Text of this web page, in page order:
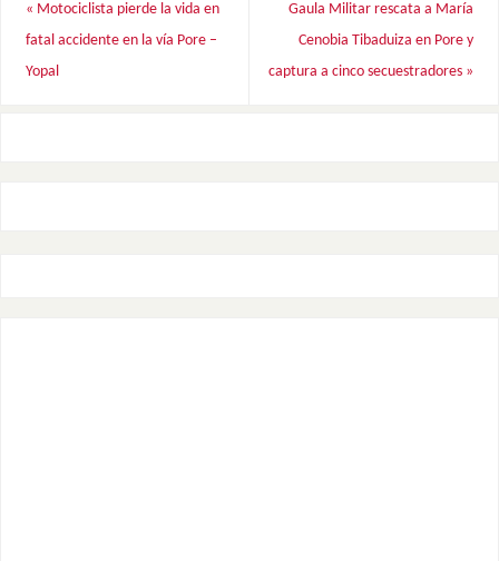
« Motociclista pierde la vida en
fatal accidente en la vía Pore –
Yopal
Gaula Militar rescata a María
Cenobia Tibaduiza en Pore y
captura a cinco secuestradores »